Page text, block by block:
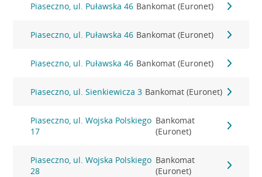
Piaseczno, ul. Puławska 46 Bankomat (Euronet)
Piaseczno, ul. Puławska 46 Bankomat (Euronet)
Piaseczno, ul. Puławska 46 Bankomat (Euronet)
Piaseczno, ul. Sienkiewicza 3 Bankomat (Euronet)
Piaseczno, ul. Wojska Polskiego
17
Bankomat
(Euronet)
Piaseczno, ul. Wojska Polskiego
28
Bankomat
(Euronet)